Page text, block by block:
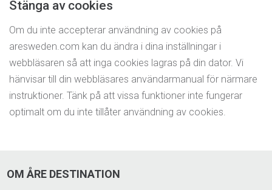
Stänga av cookies
Om du inte accepterar användning av cookies på
aresweden.com kan du ändra i dina inställningar i
webbläsaren så att inga cookies lagras på din dator. Vi
hänvisar till din webbläsares användarmanual för närmare
instruktioner. Tänk på att vissa funktioner inte fungerar
optimalt om du inte tillåter användning av cookies.
OM ÅRE DESTINATION